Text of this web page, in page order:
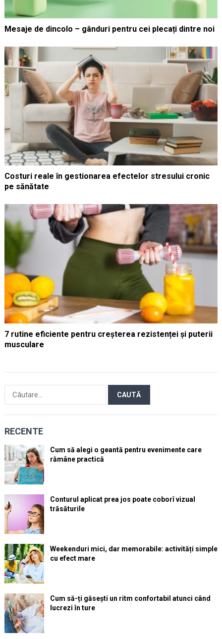
Mesaje de dincolo – gânduri pentru cei plecați dintre noi
Costuri reale în gestionarea efectelor stresului cronic
pe sănătate
7 rutine eficiente pentru creșterea rezistenței și puterii
musculare
Caută
RECENTE
Cum să alegi o geantă pentru evenimente care
rămâne practică
Conturul aplicat prea jos poate coborî vizual
trăsăturile
Weekenduri mici, dar memorabile: activități simple
cu efect mare
Cum să-ți găsești un ritm confortabil atunci când
lucrezi în ture